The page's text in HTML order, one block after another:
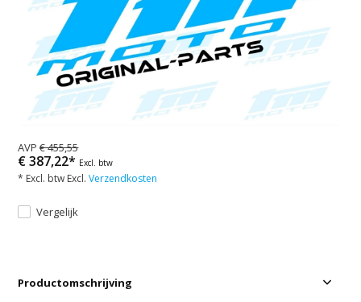
AVP€ 455,55
€ 387,22* Excl. btw
* Excl. btw Excl.Verzendkosten
Vergelijk
Productomschrijving